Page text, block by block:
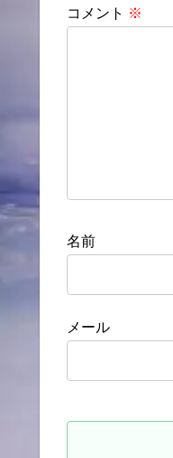
コメント ※
名前
メール